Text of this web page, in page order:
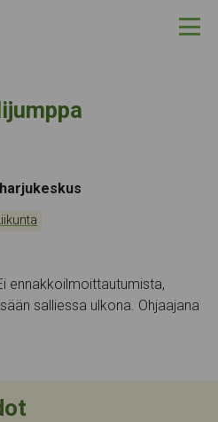
ennakkoilmoittautumista,
salliessa ulkona. Ohjaajana